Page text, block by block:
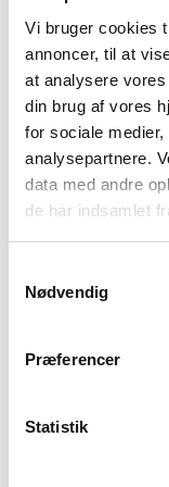
Vi bruger cookies
annoncer, til at
at analysere
din brug af vores
for sociale
analysepartnere.
data med andre
de har indsamlet
Nødvendig
Præferencer
Statistik
Sea To Summit
Liggeunderlag –
Mat – Regular
oprindelige
pris
749 kr.